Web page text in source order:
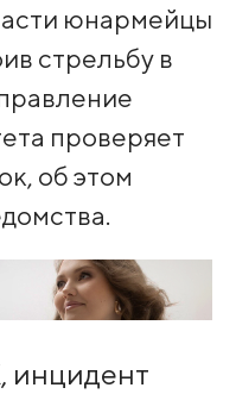
юнармейцы
стрельбу в
проверяет
об этом
инцидент